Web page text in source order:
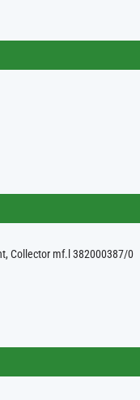
Collector mf.l 382000387/0